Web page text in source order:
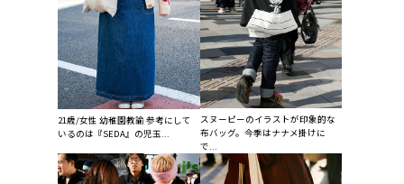
21歳/女性 幼稚園教諭 参考にして
いるのは『SEDA』の児玉...
スヌーピーのイラストが印象的な
布バッグ。今季はナナメ掛けに
で...